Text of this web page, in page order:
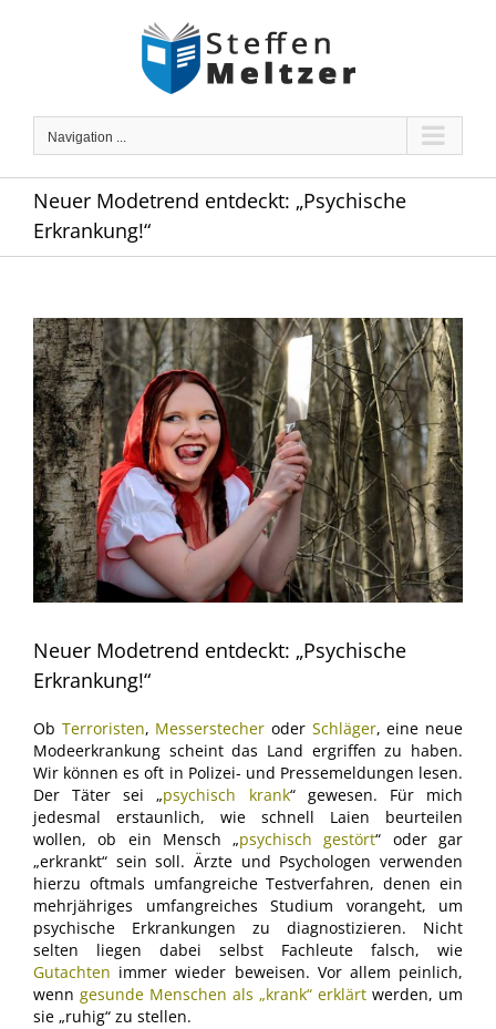
Navigation ...
Neuer Modetrend entdeckt: „Psychische
Erkrankung!“
Zeige
grösseres
Bild
Neuer Modetrend entdeckt: „Psychische
Erkrankung!“
Ob Terroristen, Messerstecher oder Schläger, eine neue
Modeerkrankung scheint das Land ergriffen zu haben.
Wir können es oft in Polizei- und Pressemeldungen lesen.
Der Täter sei „psychisch krank“ gewesen. Für mich
jedesmal erstaunlich, wie schnell Laien beurteilen
wollen, ob ein Mensch „psychisch gestört“ oder gar
„erkrankt“ sein soll. Ärzte und Psychologen verwenden
hierzu oftmals umfangreiche Testverfahren, denen ein
mehrjähriges umfangreiches Studium vorangeht, um
psychische Erkrankungen zu diagnostizieren. Nicht
selten liegen dabei selbst Fachleute falsch, wie
Gutachten immer wieder beweisen. Vor allem peinlich,
wenn gesunde Menschen als „krank“ erklärt werden, um
sie „ruhig“ zu stellen.